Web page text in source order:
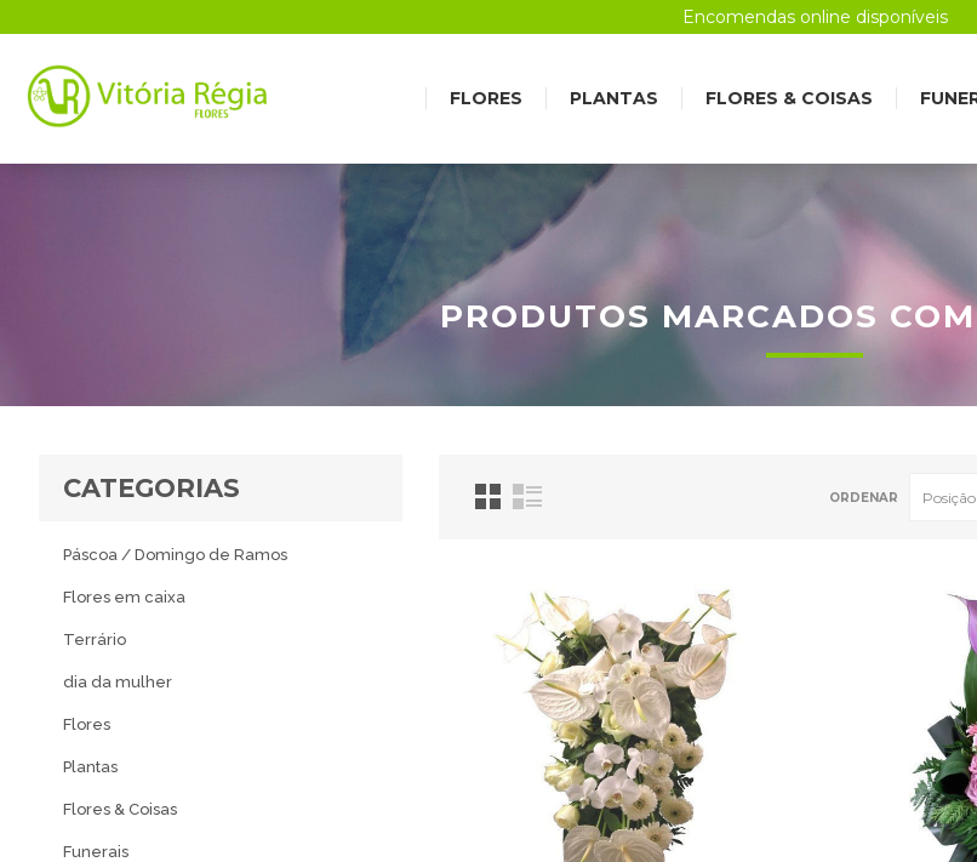
Encomendas online disponíveis
FLORES PLANTAS FLORES & COISAS
PRODUTOS MARCADOS
ORDENAR
CATEGORIAS
Páscoa / Domingo de Ramos
Flores em caixa
Terrário
dia da mulher
Flores
Plantas
Flores & Coisas
Funerais